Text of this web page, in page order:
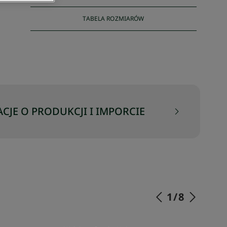
TABELA ROZMIARÓW
O PRODUKCJI I IMPORCIE
1/8